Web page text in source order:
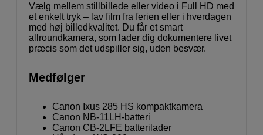
Vælg mellem stillbillede eller video i Full HD med
et enkelt tryk – lav film fra ferien eller i hverdagen
med høj billedkvalitet. Du får et smart
allroundkamera, som lader dig dokumentere livet
præcis som det udspiller sig, uden besvær.
Medfølger
Canon Ixus 285 HS kompaktkamera
Canon NB-11LH-batteri
Canon CB-2LFE batterilader